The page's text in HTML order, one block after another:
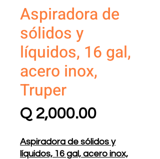
Aspiradora de
sólidos y
líquidos, 16 gal,
acero inox,
Truper
Q 2,000.00Precio
Aspiradora de sólidos y
líquidos, 16 gal, acero inox,